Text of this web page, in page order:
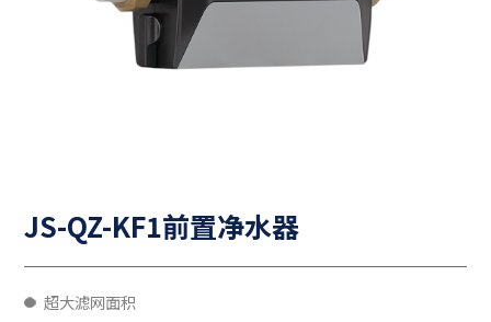
JS-QZ-KF1前置净水器